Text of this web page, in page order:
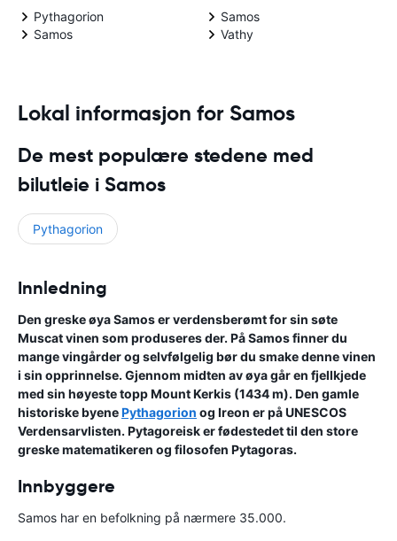
Pythagorion
Samos
Samos
Vathy
Lokal informasjon for Samos
De mest populære stedene med
bilutleie i Samos
Pythagorion
Innledning
Den greske øya Samos er verdensberømt for sin søte
Muscat vinen som produseres der. På Samos finner du
mange vingårder og selvfølgelig bør du smake denne vinen
i sin opprinnelse. Gjennom midten av øya går en fjellkjede
med sin høyeste topp Mount Kerkis (1434 m). Den gamle
historiske byenePythagorion og Ireon er på UNESCOS
Verdensarvlisten. Pytagoreisk er fødestedet til den store
greske matematikeren og filosofen Pytagoras.
Innbyggere
Samos har en befolkning på nærmere 35.000.